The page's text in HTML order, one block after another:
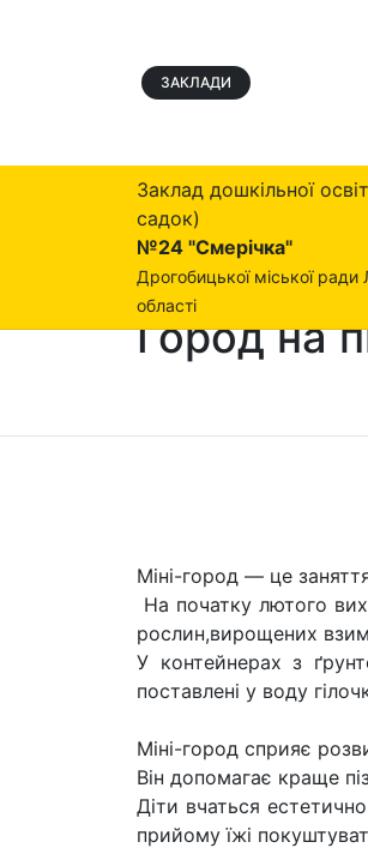
ЗАКЛАДИ
Заклад дошкільної
садок)
№24 "Смерічка"
Дрогобицької міської ради
області
Город на
Міні-город — це
На початку лютого
рослин,вирощених
У контейнерах з
поставлені у воду
Міні-город сприяє
Він допомагає краще
Діти вчаться
прийому їжі